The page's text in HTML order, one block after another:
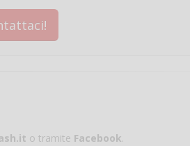
o tramite Facebook.